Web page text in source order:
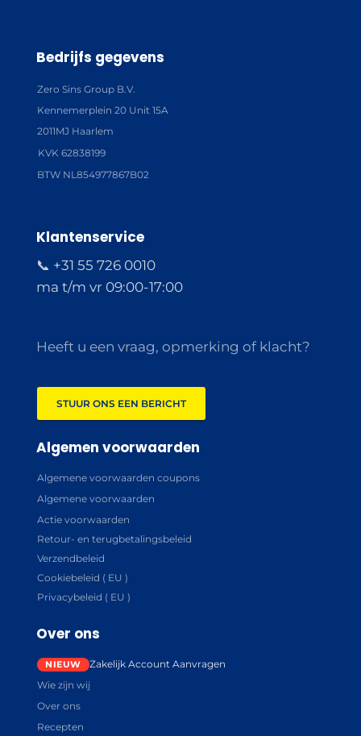
Bedrijfs gegevens
Zero Sins Group B.V.
Kennemerplein 20 Unit 15A
2011MJ Haarlem
KVK 62838199
BTW NL854977867B02
Klantenservice
📞 +31 55 726 0010
ma t/m vr 09:00-17:00
Heeft u een vraag, opmerking of klacht?
STUUR ONS EEN BERICHT
Algemen voorwaarden
Algemene voorwaarden coupons
Algemene voorwaarden
Actie voorwaarden
Retour- en terugbetalingsbeleid
Verzendbeleid
Cookiebeleid ( EU )
Privacybeleid ( EU )
Over ons
Zakelijk Account Aanvragen
Wie zijn wij
Over ons
Recepten